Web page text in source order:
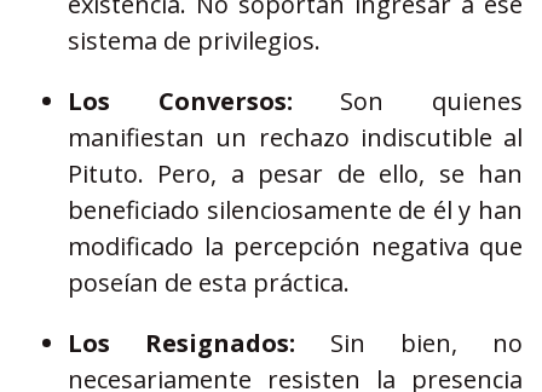
sistema de privilegios.
Los Conversos: Son quienes
manifiestan un rechazo indiscutible al
Pituto. Pero, a pesar de ello, se han
beneficiado silenciosamente de él y han
modificado la percepción negativa que
poseían de esta práctica.
Los Resignados: Sin bien, no
necesariamente resisten la presencia